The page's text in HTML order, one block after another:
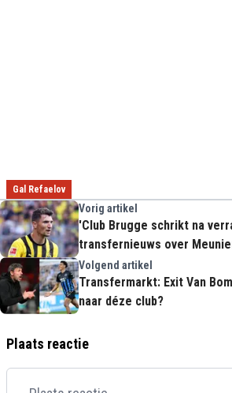
Gal Refaelov
Vorig artikel
'Club Brugge schrikt na
transfernieuws over
Volgend artikel
Transfermarkt: Exit Van
naar déze club?
Plaats reactie